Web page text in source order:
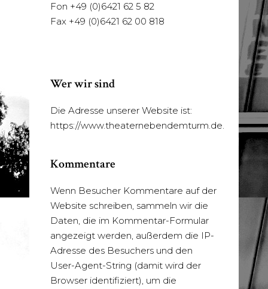
Fon +49 (0)6421 62 5 82
Fax +49 (0)6421 62 00 818
Wer wir sind
Die Adresse unserer Website ist:
https://www.theaternebendemturm.de.
Kommentare
Wenn Besucher Kommentare auf der
Website schreiben, sammeln wir die
Daten, die im Kommentar-Formular
angezeigt werden, außerdem die IP-
Adresse des Besuchers und den
User-Agent-String (damit wird der
Browser identifiziert), um die